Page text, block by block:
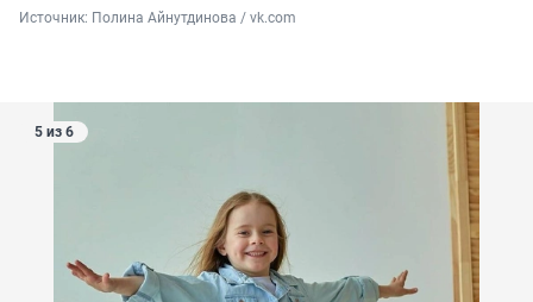
Источник: Полина Айнутдинова / vk.com
5 из 6